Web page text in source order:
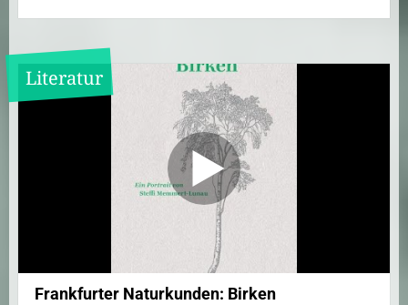
Literatur
Frankfurter Naturkunden: Birken